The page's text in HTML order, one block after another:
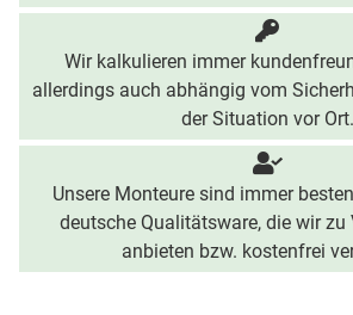
Wir kalkulieren immer
allerdings auch abhängig vom
der Situation vor Ort.
Unsere Monteure sind immer
deutsche Qualitätsware, die wir zu
anbieten bzw. kostenfrei